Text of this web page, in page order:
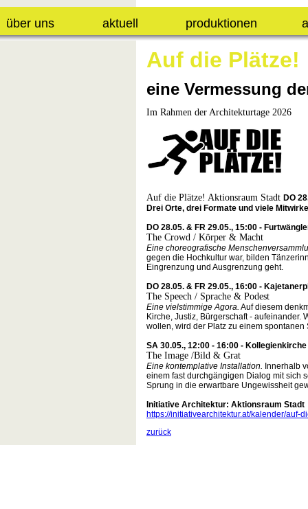
über uns aktuell produktionen
Auf die Plätze!
eine Vermessung
Im Rahmen der Architekturtage 2026
Auf die Plätze! Aktionsraum Stadt DO
Drei Orte, drei Formate und viele
DO 28.05. & FR 29.05., 15:00 -
The Crowd / Körper & Macht
Eine choreografische
gegen die Hochkultur war, bilden
Eingrenzung und Ausgrenzung geht.
DO 28.05. & FR 29.05., 16:00 -
The Speech / Sprache & Podest
Eine vielstimmige Agora. Auf diesem
Kirche, Justiz, Bürgerschaft -
wollen, wird der Platz zu einem spontanen
SA 30.05., 12:00 - 16:00 - Kollegienkirche
The Image /Bild & Grat
Eine kontemplative Installation. Innerhalb
einem fast durchgängigen Dialog mit sich
Sprung in die erwartbare Ungewissheit
Initiative Architektur: Aktionsraum Stadt
https://initiativearchitektur.at/kalender/auf-
zurück